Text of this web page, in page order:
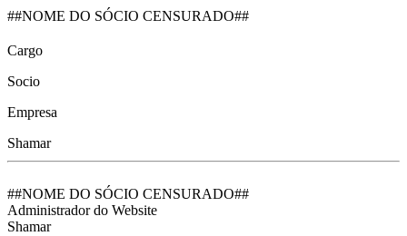
##NOME DO SÓCIO CENSURADO##
Cargo
Socio
Empresa
Shamar
##NOME DO SÓCIO CENSURADO##
Administrador do Website
Shamar